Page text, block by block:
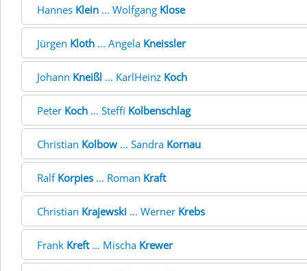
Hannes Klein ... Wolfgang Klose
Jürgen Kloth ... Angela Kneissler
Johann Kneißl ... KarlHeinz Koch
Peter Koch ... Steffi Kolbenschlag
Christian Kolbow ... Sandra Kornau
Ralf Korpies ... Roman Kraft
Christian Krajewski ... Werner Krebs
Frank Kreft... Mischa Krewer